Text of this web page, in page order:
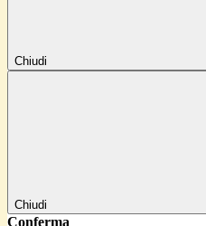
Chiudi
Chiudi
Conferma